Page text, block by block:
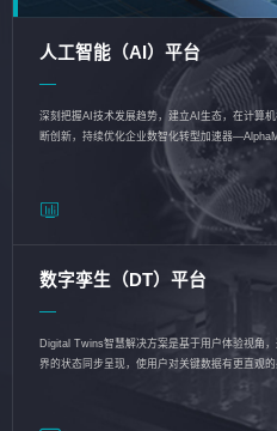
人工智能（AI）平台
深刻把握AI技术发展趋势，建立AI生态，在计算
断创新，持续优化企业数智化转型加速器
数字孪生（DT）平台
Digital Twins智慧解决方案是基于用户体验视角
界的状态同步呈现，使用户对关键数据有更直观